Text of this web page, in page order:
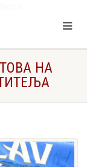
Крститеља
НА